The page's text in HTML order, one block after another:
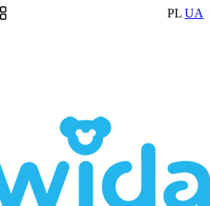
PL UA